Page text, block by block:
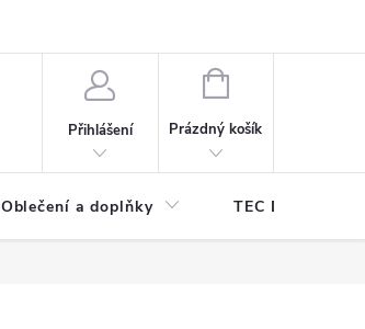
Přihlášení
NÁKUPNÍ
Prázdný košík
Oblečení a doplňky TEC DIVE